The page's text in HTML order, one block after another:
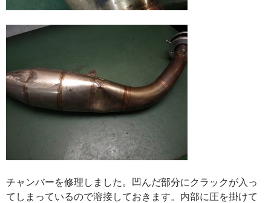
チャンバーを修理しました。凹んだ部分にクラックが入っ
てしまっているので溶接しておきます。内部に圧を掛けて